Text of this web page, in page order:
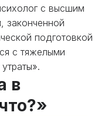
с высшим
законченной
подготовкой
с тяжелыми
в